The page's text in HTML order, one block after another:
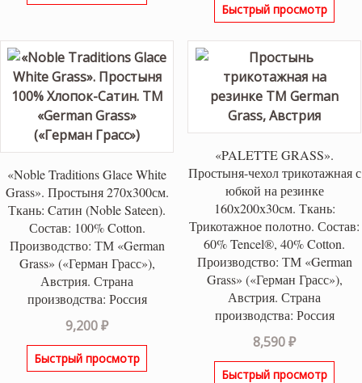
Быстрый просмотр
«Noble Traditions Glace White
Grass». Простыня 270х300см.
Ткань: Cатин (Noble Sateen).
Состав: 100% Cotton.
Производство: ТМ «German
Grass» («Герман Грасс»),
Австрия. Страна
производства: Россия
9,200₽
Быстрый просмотр
«PALETTE GRASS».
Простыня-чехол трикотажная с
юбкой на резинке
160х200х30см. Ткань:
Трикотажное полотно. Состав:
60% Tencel®, 40% Cotton.
Производство: ТМ «German
Grass» («Герман Грасс»),
Австрия. Страна
производства: Россия
8,590₽
Быстрый просмотр